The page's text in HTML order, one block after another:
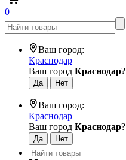
0
Ваш город:
Краснодар
Ваш город Краснодар?
Ваш город:
Краснодар
Ваш город Краснодар?